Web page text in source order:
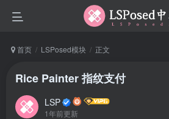
首页 LSPosed模块 正文
Rice Painter 指纹支付
LSP
1年前更新